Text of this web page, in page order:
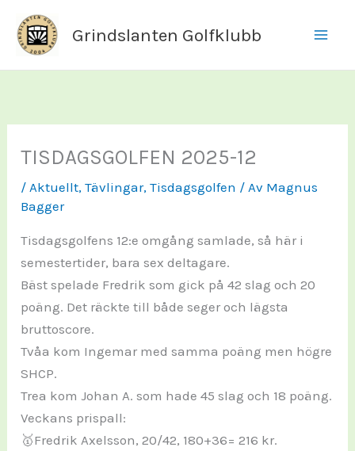
Hoppa
innehåll
Grindslanten Golfklubb
TISDAGSGOLFEN 2025-12
/ Aktuellt,Tävlingar,Tisdagsgolfen / Av Magnus
Bagger
Tisdagsgolfens 12:e omgång samlade, så här i
semestertider, bara sex deltagare.
Bäst spelade Fredrik som gick på 42 slag och 20
poäng. Det räckte till både seger och lägsta
bruttoscore.
Tvåa kom Ingemar med samma poäng men högre
SHCP.
Trea kom Johan A. som hade 45 slag och 18 poäng.
Veckans prispall:
🥇Fredrik Axelsson, 20/42, 180+36= 216 kr.